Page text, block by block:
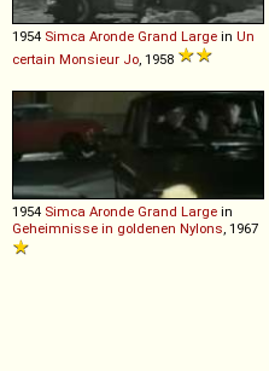
1954 Simca Aronde Grand Large in Un
certain Monsieur Jo, 1958
1954 Simca Aronde Grand Large in
Geheimnisse in goldenen Nylons, 1967